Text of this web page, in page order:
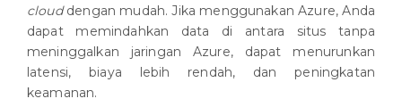
clouddengan mudah. Jika menggunakan Azure, Anda
dapat memindahkan data di antara situs tanpa
meninggalkan jaringan Azure, dapat menurunkan
latensi, biaya lebih rendah, dan peningkatan
keamanan.